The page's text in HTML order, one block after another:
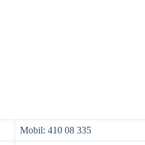
Mobil: 410 08 335